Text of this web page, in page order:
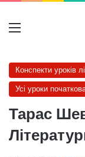
Меню
Конспекти уроків
Усі уроки
Тарас